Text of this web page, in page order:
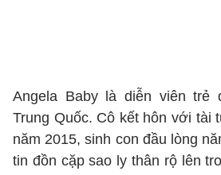
Angela Baby là diễn viên trẻ
Trung Quốc. Cô kết hôn với tài
năm 2015, sinh con đầu lòng
tin đồn cặp sao ly thân rộ lên